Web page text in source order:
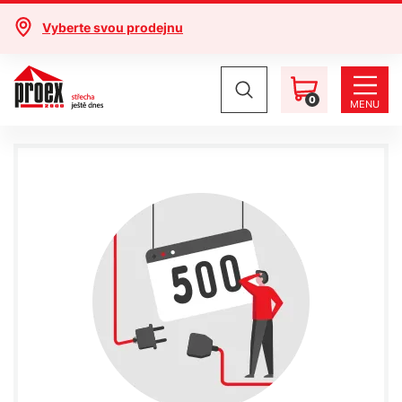
Vyberte svou prodejnu
0 MENU